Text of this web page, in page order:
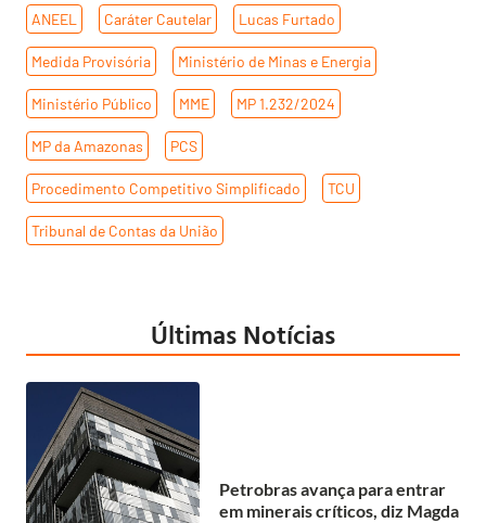
ANEEL Caráter Cautelar Lucas Furtado
Medida Provisória Ministério de Minas e Energia
Ministério Público MME MP 1.232/2024
MP da Amazonas PCS
Procedimento Competitivo Simplificado TCU
Tribunal de Contas da União
Últimas Notícias
Petrobras avança para entrar
em minerais críticos, diz Magda